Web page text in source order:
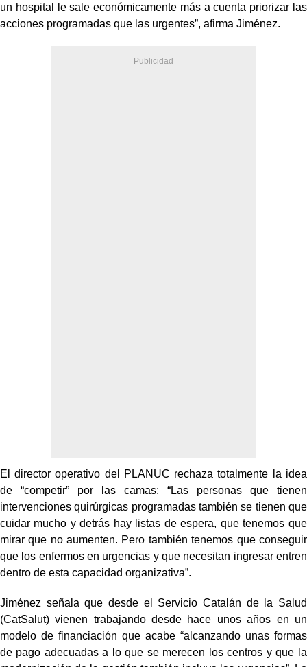
un hospital le sale económicamente más a cuenta priorizar las
acciones programadas que las urgentes”, afirma Jiménez.
El director operativo del PLANUC rechaza totalmente la idea
de “competir” por las camas: “Las personas que tienen
intervenciones quirúrgicas programadas también se tienen que
cuidar mucho y detrás hay listas de espera, que tenemos que
mirar que no aumenten. Pero también tenemos que conseguir
que los enfermos en urgencias y que necesitan ingresar entren
dentro de esta capacidad organizativa”.
Jiménez señala que desde el Servicio Catalán de la Salud
(CatSalut) vienen trabajando desde hace unos años en un
modelo de financiación que acabe “alcanzando unas formas
de pago adecuadas a lo que se merecen los centros y que la